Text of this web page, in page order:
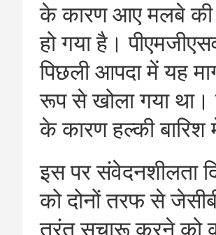
के कारण आए मलबे की
हो गया है।
पिछली आपदा में यह
रूप से खोला गया
के कारण हल्की बारिश
इस पर संवेदनशीलता
को दोनों तरफ से
तुरंत सुचारू करने को